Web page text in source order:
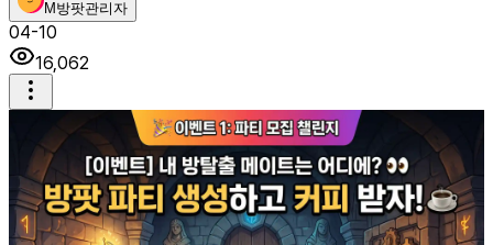
M 방팟관리자
04-10
16,062